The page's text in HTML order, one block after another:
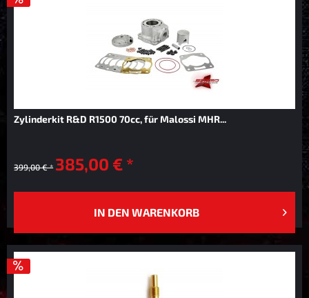
Zylinderkit R&D R1500 70cc, für Malossi MHR...
399,00 € * 385,00 € *
IN DEN WARENKORB